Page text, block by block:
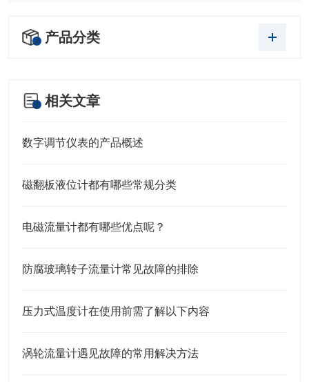
产品分类
相关文章
数字调节仪表的产品概述
磁翻板液位计都有哪些常规分类
电磁流量计都有哪些优点呢？
防腐玻璃转子流量计常见故障的排除
压力式温度计在使用前需了解以下内容
涡轮流量计遇见故障的常用解决方法